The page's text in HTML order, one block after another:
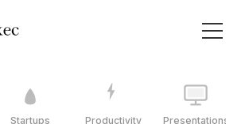
Startups Productivity Presentations